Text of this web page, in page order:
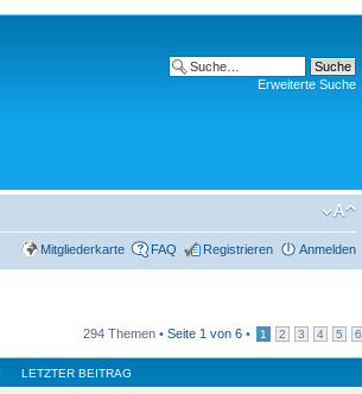
Erweiterte Suche
Mitgliederkarte FAQ Registrieren Anmelden
294 Themen • Seite 1 von 6 • 1 2 3 4 5 6
LETZTER BEITRAG